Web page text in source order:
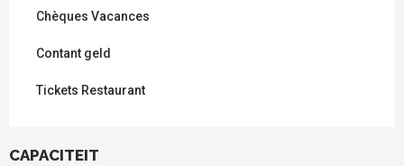
Chèques Vacances
Contant geld
Tickets Restaurant
CAPACITEIT